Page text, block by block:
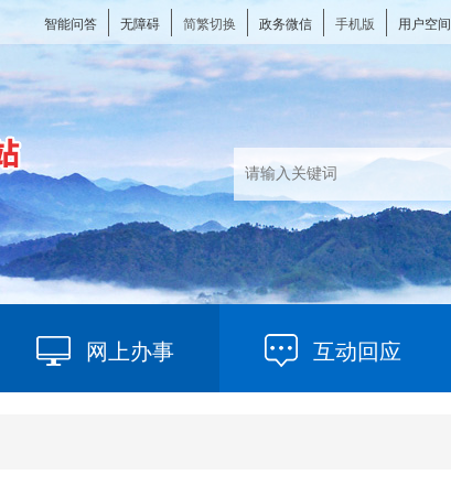
智能问答 无障碍 简繁切换 政务微信 手机版 用户空间
网上办事 互动回应